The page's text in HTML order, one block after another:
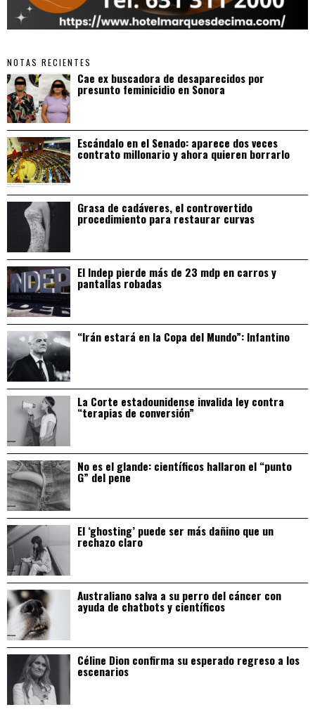
NOTAS RECIENTES
Cae ex buscadora de desaparecidos por
presunto feminicidio en Sonora
Escándalo en el Senado: aparece dos veces
contrato millonario y ahora quieren borrarlo
Grasa de cadáveres, el controvertido
procedimiento para restaurar curvas
El Indep pierde más de 23 mdp en carros y
pantallas robadas
“Irán estará en la Copa del Mundo”: Infantino
La Corte estadounidense invalida ley contra
“terapias de conversión”
No es el glande: científicos hallaron el “punto
G” del pene
El ‘ghosting’ puede ser más dañino que un
rechazo claro
Australiano salva a su perro del cáncer con
ayuda de chatbots y científicos
Céline Dion confirma su esperado regreso a los
escenarios